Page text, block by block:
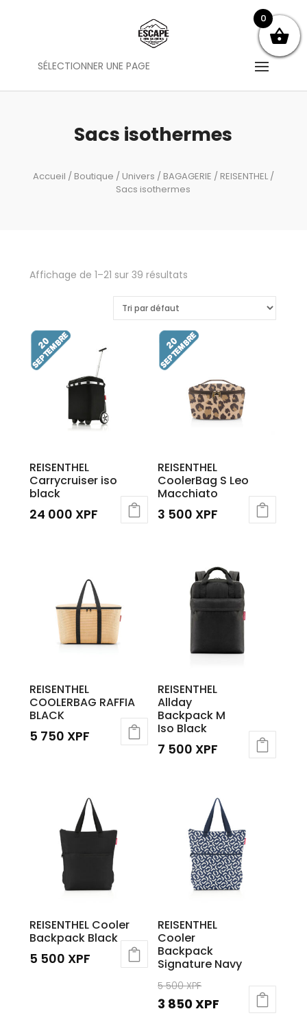
SÉLECTIONNER UNE PAGE
Sacs isothermes
Accueil / Boutique / Univers / BAGAGERIE / REISENTHEL/
Sacs isothermes
Affichage de 1–21 sur 39 résultats
REISENTHEL
Carrycruiser iso
black
24 000 XPF
REISENTHEL
CoolerBag S Leo
Macchiato
3 500 XPF
REISENTHEL
COOLERBAG RAFFIA
BLACK
5 750 XPF
REISENTHEL
Allday
Backpack M
Iso Black
7 500 XPF
REISENTHEL Cooler
Backpack Black
5 500 XPF
REISENTHEL
Cooler
Backpack
Signature Navy
5 500XPF
prix
3 850XPF
0